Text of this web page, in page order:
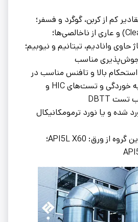
کم از کربن، گوگرد و فسفر؛
فولاد تمیز (Clean Steel) و عاری از ناخالصی‌ها؛
حاوی وانادیم، تیتانیم و نیوبیم؛
جوش‌پذیری مناسب
بالا و تافنس مناسب در
دمای پایین؛ مقاوم به خوردگی و تست‌های HIC و
شده و یا نورد ترمومکانیکال
برخی محصولات این گروه از ورق: API5L X60؛